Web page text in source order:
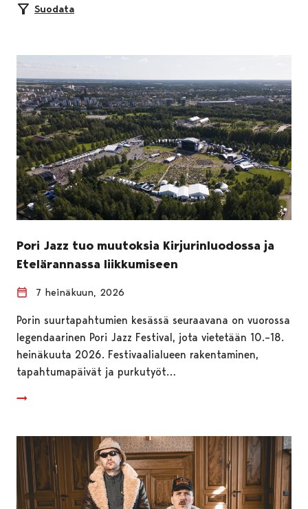
Suodata
Pori Jazz tuo muutoksia Kirjurinluodossa ja
Etelärannassa liikkumiseen
7 heinäkuun, 2026
Porin suurtapahtumien kesässä seuraavana on vuorossa
legendaarinen Pori Jazz Festival, jota vietetään 10.–18.
heinäkuuta 2026. Festivaalialueen rakentaminen,
tapahtumapäivät ja purkutyöt…